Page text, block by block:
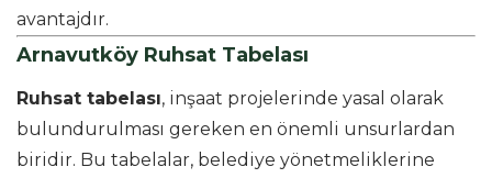
avantajdır.
Arnavutköy Ruhsat Tabelası
Ruhsat tabelası, inşaat projelerinde yasal olarak
bulundurulması gereken en önemli unsurlardan
biridir. Bu tabelalar, belediye yönetmeliklerine